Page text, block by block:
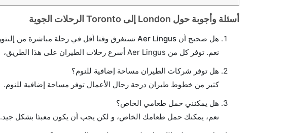
أسئلة وأجوبة حول London إلى Toronto الرحلات الجوية
هل صحيح أن Aer Lingus تستغرق وقتا أقل في رحلة مباشرة من إلىتورونتو مما تستغرقه الخطوط الجوية الأخرى؟
نعم. توفر كل من Aer Lingus أسرع رحلات الطيران على هذا الطريق،
هل توفر شركات الطيران مساحة إضافية للنوم؟
كثير من خطوط طيران درجة رجال الأعمال توفر مساحة إضافية للنوم.
هل يمكنني حمل طعامي الخاص؟
نعم، يمكنك حمل طعامك الخاص، و لكن يجب أن يكون معبئا بشكل جيد.